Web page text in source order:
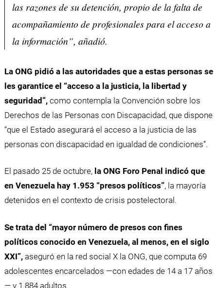
las razones de su detención, propio de la falta de
acompañamiento de profesionales para el acceso a
la información”, añadió.
La ONG pidió a las autoridades que a estas personas se
les garantice el “acceso a la justicia, la libertad y
seguridad”,como contempla la Convención sobre los
Derechos de las Personas con Discapacidad, que dispone
“que el Estado asegurará el acceso a la justicia de las
personas con discapacidad en igualdad de condiciones”.
El pasado 25 de octubre, la ONG Foro Penal indicó que
en Venezuela hay 1.953 “presos políticos”, la mayoría
detenidos en el contexto de crisis postelectoral.
Se trata del “mayor número de presos con fines
políticos conocido en Venezuela, al menos, en el siglo
XXI”,aseguró en la red social X la ONG, que computa 69
adolescentes encarcelados —con edades de 14 a 17 años
— y 1.884 adultos.